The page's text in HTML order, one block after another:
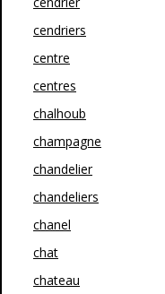
cendriers
centre
centres
chalhoub
champagne
chandelier
chandeliers
chanel
chat
chateau